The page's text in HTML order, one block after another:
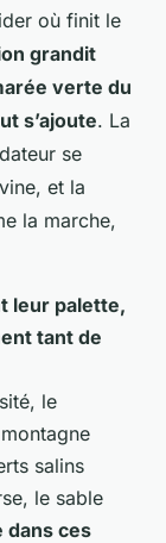
où finit le
grandit
verte du
s’ajoute. La
se
et la
la marche,
leur palette,
tant de
le
salins
le sable
dans ces